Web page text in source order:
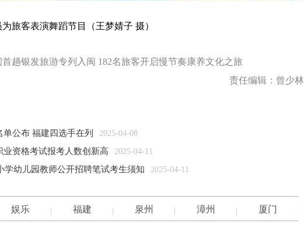
客表演舞蹈节目（王梦婧子 摄）
首趟银发旅游专列入闽 182名旅客开启慢节奏康养文化之旅
责任编辑：曾少林
公布 福建四选手在列 2025-04-08
业资格考试报考人数创新高 2025-04-11
学幼儿园教师公开招聘笔试考生须知 2025-04-11
娱乐 福建 泉州 漳州 厦门